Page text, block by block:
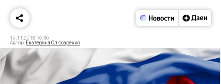
19.11.2018 16:36
Автор: Екатерина Слюсаренко